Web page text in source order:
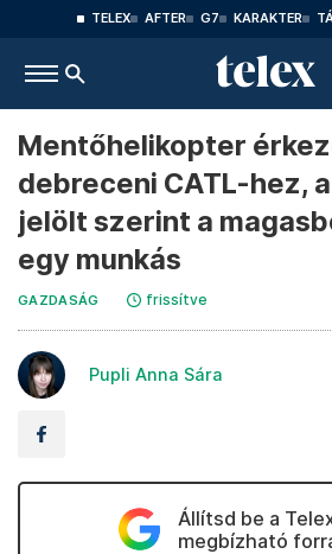
TELEX AFTER G7 KARAKTER
Mentőhelikopter
debreceni CATL-hez,
jelölt szerint a
egy munkás
GAZDASÁG frissítve
Pupli Anna Sára
Állítsd be a
megbízható